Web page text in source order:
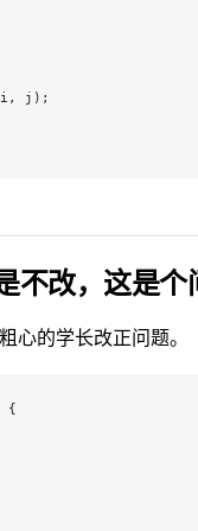
j);
不改，这是个
心的学长改正问题。
{